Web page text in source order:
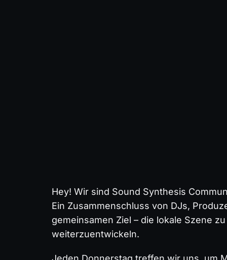
Hey! Wir sind Sound Synthesis
Ein Zusammenschluss von DJs,
gemeinsamen Ziel – die lokale Szene
weiterzuentwickeln.